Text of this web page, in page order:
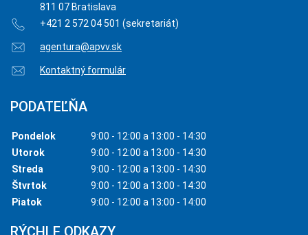
811 07 Bratislava
+421 2 572 04 501 (sekretariát)
agentura@apvv.sk
Kontaktný formulár
PODATEĽŇA
Pondelok
9:00 - 12:00 a 13:00 - 14:30
Utorok
9:00 - 12:00 a 13:00 - 14:30
Streda
9:00 - 12:00 a 13:00 - 14:30
Štvrtok
9:00 - 12:00 a 13:00 - 14:30
Piatok
9:00 - 12:00 a 13:00 - 14:00
RÝCHLE ODKAZY